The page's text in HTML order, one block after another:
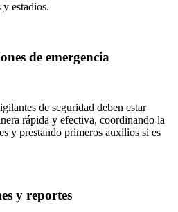
estadios.
de emergencia
de seguridad deben estar
rápida y efectiva, coordinando la
y prestando primeros auxilios si es
y reportes